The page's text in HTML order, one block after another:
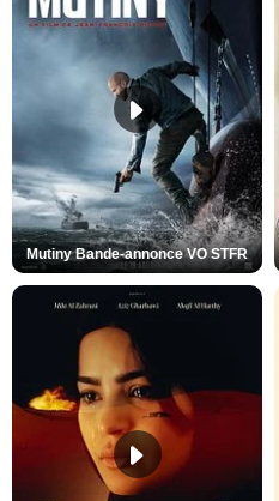
Mutiny Bande-annonce VO STFR